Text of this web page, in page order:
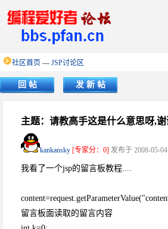
社区首页 — JSP讨论区
回 帖 发 新 帖
主题：请教高手这是什么意思呀,谢
kankansky [专家分：0] 发布于 2008-05-
我看了一个jsp的留言板教程....
留言板面读取的留言内容